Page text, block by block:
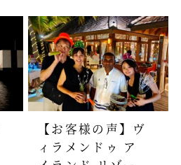
【お客様の声】ヴ
ィラメンドゥ ア